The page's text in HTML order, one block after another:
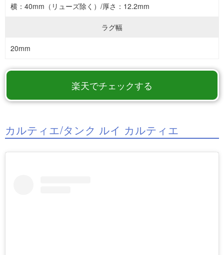
横：40mm（リューズ除く）/厚さ：12.2mm
ラグ幅
20mm
楽天でチェックする
カルティエ/タンク ルイ カルティエ